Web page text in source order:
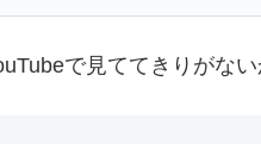
で見ててきりがな